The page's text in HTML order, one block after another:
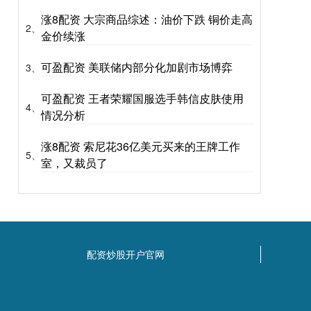
2、
涨8配资 大宗商品综述：油价下跌 铜价走高
金价续涨
3、 可盈配资 美联储内部分化加剧市场博弈
4、
可盈配资 王者荣耀国服选手韩信皮肤使用
情况分析
5、
涨8配资 索尼花36亿美元买来的王牌工作
室，又裁员了
配资炒股开户官网